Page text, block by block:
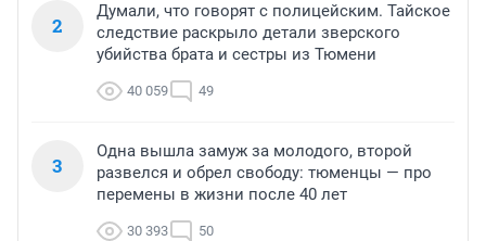
2
Думали, что говорят с полицейским. Тайское
следствие раскрыло детали зверского
убийства брата и сестры из Тюмени
40 059 49
3
Одна вышла замуж за молодого, второй
развелся и обрел свободу: тюменцы — про
перемены в жизни после 40 лет
30 393 50